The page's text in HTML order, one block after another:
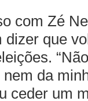
com Zé
dizer que
da
ceder um